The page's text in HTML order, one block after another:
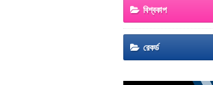
বিশ্বকাপ
রেকর্ড